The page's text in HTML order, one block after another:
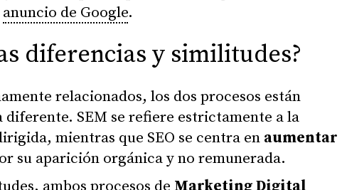
anuncio de Google.
diferencias y similitudes?
relacionados, los dos procesos están
diferente. SEM se refiere estrictamente a la
mientras que SEO se centra en aumentar
su aparición orgánica y no remunerada.